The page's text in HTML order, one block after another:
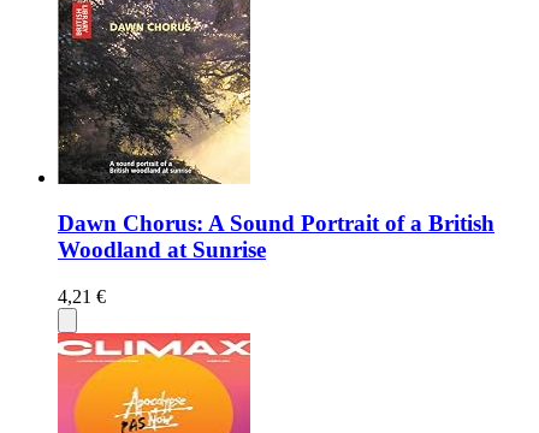
Dawn Chorus: A Sound Portrait of a British
Woodland at Sunrise
4,21 €